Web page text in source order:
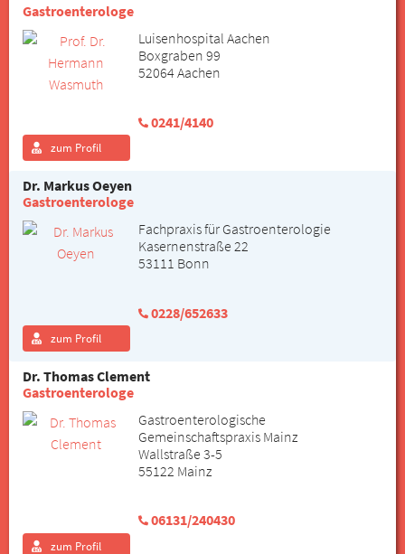
Gastroenterologe
Luisenhospital Aachen
Boxgraben 99
52064 Aachen
0241/4140
zum Profil
Dr. Markus Oeyen
Gastroenterologe
Fachpraxis für Gastroenterologie
Kasernenstraße 22
53111 Bonn
0228/652633
zum Profil
Dr. Thomas Clement
Gastroenterologe
Gastroenterologische
Gemeinschaftspraxis Mainz
Wallstraße 3-5
55122 Mainz
06131/240430
zum Profil